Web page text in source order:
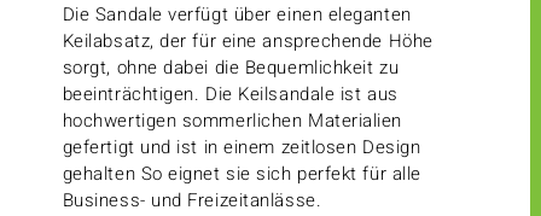
Die Sandale verfügt über einen eleganten
Keilabsatz, der für eine ansprechende Höhe
sorgt, ohne dabei die Bequemlichkeit zu
beeinträchtigen. Die Keilsandale ist aus
hochwertigen sommerlichen Materialien
gefertigt und ist in einem zeitlosen Design
gehalten So eignet sie sich perfekt für alle
Business- und Freizeitanlässe.